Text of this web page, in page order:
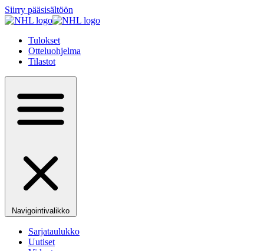
Siirry pääsisältöön
Tulokset
Otteluohjelma
Tilastot
Navigointivalikko
Sarjataulukko
Uutiset